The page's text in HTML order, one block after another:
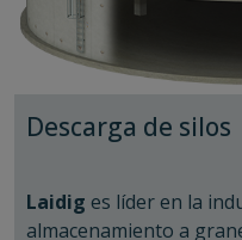
Descarga de silos
Laidig es líder en la
almacenamiento a